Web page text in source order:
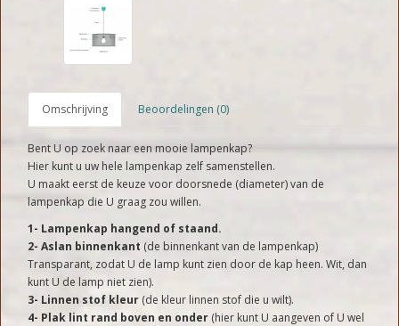
Omschrijving Beoordelingen (0)
Bent U op zoek naar een mooie lampenkap?
Hier kunt u uw hele lampenkap zelf samenstellen.
U maakt eerst de keuze voor doorsnede (diameter) van de
lampenkap die U graag zou willen.
1- Lampenkap hangend of staand.
2- Aslan binnenkant (de binnenkant van de lampenkap)
Transparant, zodat U de lamp kunt zien door de kap heen. Wit, dan
kunt U de lamp niet zien).
3- Linnen stof kleur (de kleur linnen stof die u wilt).
4- Plak lint rand boven en onder (hier kunt U aangeven of U wel